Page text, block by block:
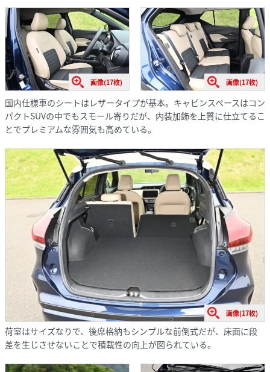
画像(17枚) 画像(17枚)
国内仕様車のシートはレザータイプが基本。キャビンスペースはコン
パクトSUVの中でもスモール寄りだが、内装加飾を上質に仕立てるこ
とでプレミアムな雰囲気も高めている。
画像(17枚)
荷室はサイズなりで、後席格納もシンプルな前倒式だが、床面に段
差を生じさせないことで積載性の向上が図られている。